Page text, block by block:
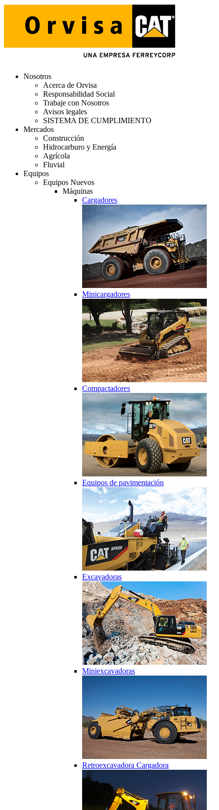
Nosotros
Acerca de Orvisa
Responsabilidad Social
Trabaje con Nosotros
Avisos legales
SISTEMA DE CUMPLIMIENTO
Mercados
Construcción
Hidrocarburo y Energía
Agrícola
Fluvial
Equipos
Equipos Nuevos
Máquinas
Cargadores
Minicargadores
Compactadores
Equipos de pavimentación
Excavadoras
Miniexcavadoras
Retroexcavadora Cargadora